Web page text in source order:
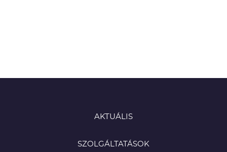
AKTUÁLIS
SZOLGÁLTATÁSOK